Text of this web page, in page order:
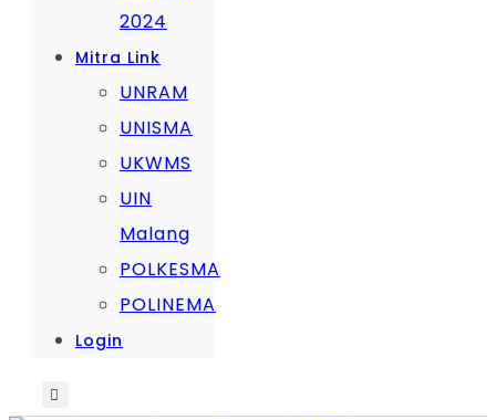
2024
Mitra Link
UNRAM
UNISMA
UKWMS
UIN
Malang
POLKESMA
POLINEMA
Login